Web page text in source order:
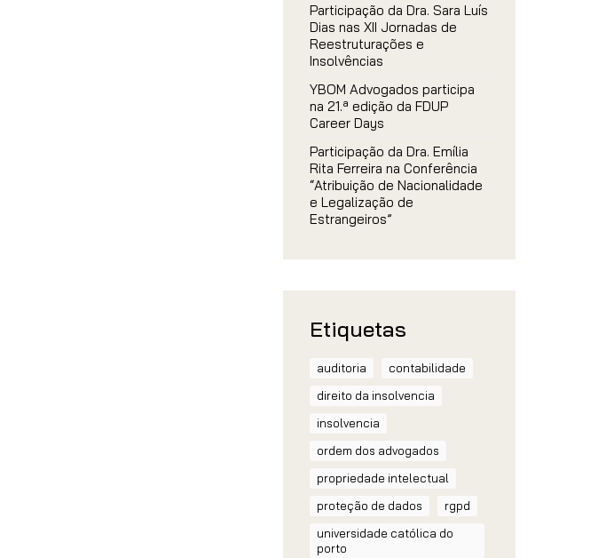
Participação da Dra. Sara Luís
Dias nas XII Jornadas de
Reestruturações e
Insolvências
YBOM Advogados participa
na 21.ª edição da FDUP
Career Days
Participação da Dra. Emília
Rita Ferreira na Conferência
“Atribuição de Nacionalidade
e Legalização de
Estrangeiros”
Etiquetas
auditoria
contabilidade
direito da insolvencia
insolvencia
ordem dos advogados
propriedade intelectual
proteção de dados
rgpd
universidade católica do
porto